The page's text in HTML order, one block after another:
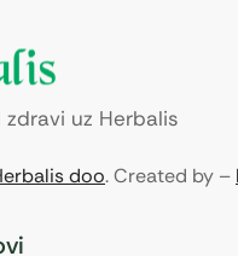
uz Herbalis
doo. Created by –